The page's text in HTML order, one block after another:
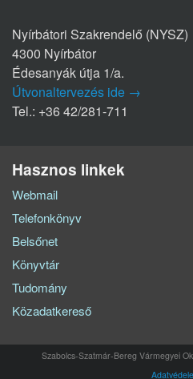
Nyírbátori Szakrendelő (NYSZ)
4300 Nyírbátor
Édesanyák útja 1/a.
Útvonaltervezés ide →
Tel.: +36 42/281-711
Hasznos linkek
Webmail
Telefonkönyv
Belsőnet
Könyvtár
Tudomány
Közadatkereső
Szabolcs-Szatmár-Bereg Vármegyei